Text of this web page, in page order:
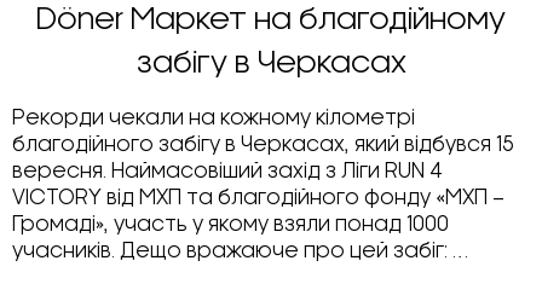
Döner Маркет на благодійному
забігу в Черкасах
Рекорди чекали на кожному кілометрі
благодійного забігу в Черкасах, який відбувся 15
вересня. Наймасовіший захід з Ліги RUN 4
VICTORY від МХП та благодійного фонду «МХП –
Громаді», участь у якому взяли понад 1000
учасників. Дещо вражаюче про цей забіг: …